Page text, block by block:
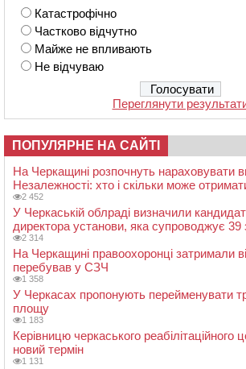
Катастрофічно
Частково відчутно
Майже не впливають
Не відчуваю
Переглянути
ПОПУЛЯРНЕ НА САЙТІ
На Черкащині розпочнуть нараховувати
Незалежності: хто і скільки може
2 452
У Черкаській облраді визначили
директора установи, яка супроводжує 39
2 314
На Черкащині правоохоронці затримали
перебував у СЗЧ
1 358
У Черкасах пропонують перейменувати
площу
1 183
Керівницю черкаського реабілітаційного
новий термін
1 131